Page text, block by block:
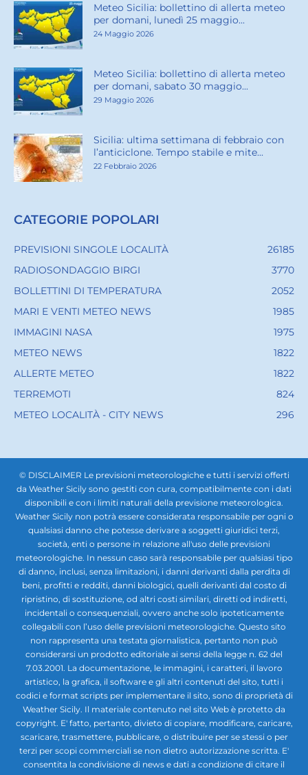
Meteo Sicilia: bollettino di allerta meteo
per domani, lunedì 25 maggio...
24 Maggio 2026
Meteo Sicilia: bollettino di allerta meteo
per domani, sabato 30 maggio...
29 Maggio 2026
Sicilia: ultima settimana di febbraio con
l’anticiclone. Tempo stabile e mite...
22 Febbraio 2026
CATEGORIE POPOLARI
PREVISIONI SINGOLE LOCALITÀ
26185
RADIOSONDAGGIO BIRGI
3770
BOLLETTINI DI TEMPERATURA
2052
MARI E VENTI METEO NEWS
1985
IMMAGINI NASA
1975
METEO NEWS
1822
ALLERTE METEO
1822
TERREMOTI
824
METEO LOCALITÀ - CITY NEWS
296
© DISCLAIMER Le previsioni meteorologiche e tutti i servizi offerti
da Weather Sicily sono gestiti con cura, compatibilmente con i dati
disponibili e con i limiti naturali della previsione meteorologica.
Weather Sicily non potrà essere considerata responsabile per ogni o
qualsiasi danno che potesse derivare a soggetti giuridici terzi,
società, enti o persone in relazione all'uso delle previsioni
meteorologiche. In nessun caso sarà responsabile per qualsiasi tipo
di danno, inclusi, senza limitazioni, i danni derivanti dalla perdita di
beni, profitti e redditi, danni biologici, quelli derivanti dal costo di
ripristino, di sostituzione, od altri costi similari, diretti od indiretti,
incidentali o consequenziali, ovvero anche solo ipoteticamente
collegabili con l’uso delle previsioni meteorologiche. Questo sito
non rappresenta una testata giornalistica, pertanto non può
considerarsi un prodotto editoriale ai sensi della legge n. 62 del
7.03.2001. La documentazione, le immagini, i caratteri, il lavoro
artistico, la grafica, il software e gli altri contenuti del sito, tutti i
codici e format scripts per implementare il sito, sono di proprietà di
Weather Sicily. Il materiale contenuto nel sito Web è protetto da
copyright. E' fatto, pertanto, divieto di copiare, modificare, caricare,
scaricare, trasmettere, pubblicare, o distribuire per se stessi o per
terzi per scopi commerciali se non dietro autorizzazione scritta. E'
consentita la condivisione di news e dati a condizione di citare il